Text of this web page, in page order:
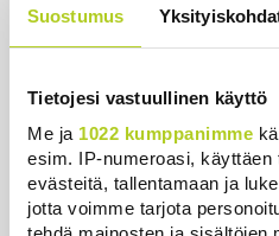
Suostumus
Tietojesi vastuullinen käyttö
Me ja 1022 kumppanimme
esim. IP-numeroasi, käyttäen
evästeitä, tallentamaan ja
jotta voimme tarjota
Hammashoidon Kela-
valuivat hyvätuloisille –
Uutiset
Nämä ihmiset sairastuvat
herkemmin sydän- ja
verisuonitauteihin, sanoo